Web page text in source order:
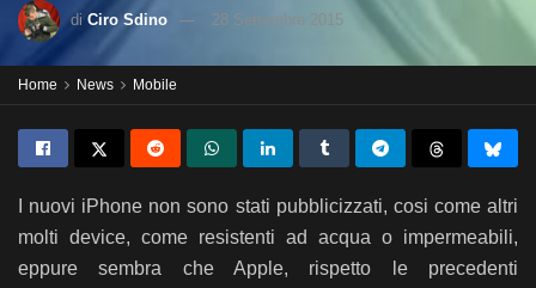
di Ciro Sdino 28 Settembre 2015
Home News Mobile
I nuovi iPhone non sono stati pubblicizzati, cosi come altri
molti device, come resistenti ad acqua o impermeabili,
eppure sembra che Apple, rispetto le precedenti